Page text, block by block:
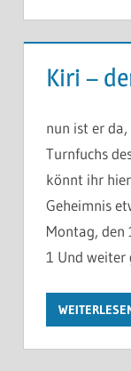
Kiri –
nun ist er da,
Turnfuchs
könnt ihr
Geheimnis
Montag, den
1 Und weiter